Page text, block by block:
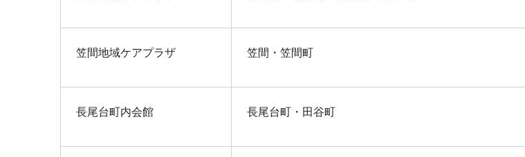
笠間地域ケアプラザ 笠間・笠間町
長尾台町内会館 長尾台町・田谷町